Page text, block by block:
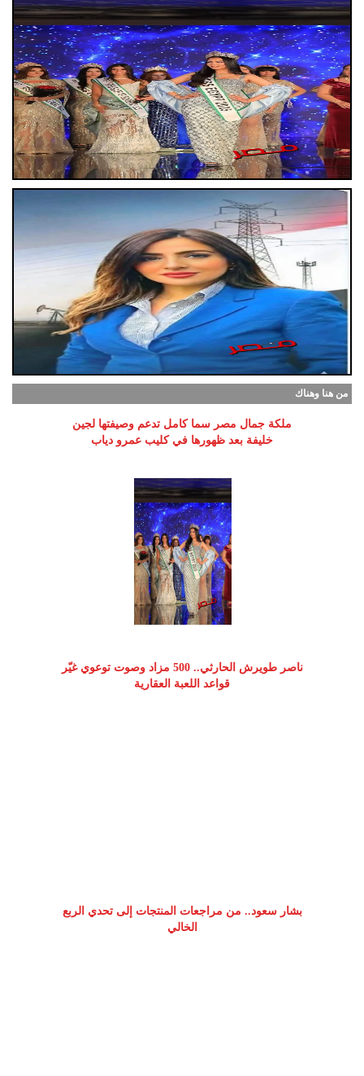
من هنا وهناك
ملكة جمال مصر سما كامل تدعم وصيفتها لجين
خليفة بعد ظهورها في كليب عمرو دياب
ناصر طويرش الحارثي.. 500 مزاد وصوت توعوي غيّر
قواعد اللعبة العقارية
بشار سعود.. من مراجعات المنتجات إلى تحدي الربع
الخالي